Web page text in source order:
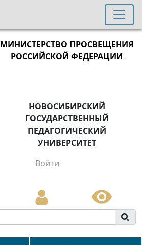
МИНИСТЕРСТВО ПРОСВЕЩЕНИЯ
РОССИЙСКОЙ ФЕДЕРАЦИИ
НОВОСИБИРСКИЙ
ГОСУДАРСТВЕННЫЙ
ПЕДАГОГИЧЕСКИЙ
УНИВЕРСИТЕТ
Войти